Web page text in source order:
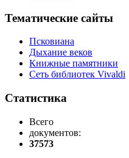
Тематические сайты
Псковиана
Дыхание веков
Книжные памятники
Сеть библиотек Vivaldi
Статистика
Всего
документов:
37573